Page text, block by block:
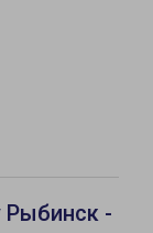
Рыбинск -